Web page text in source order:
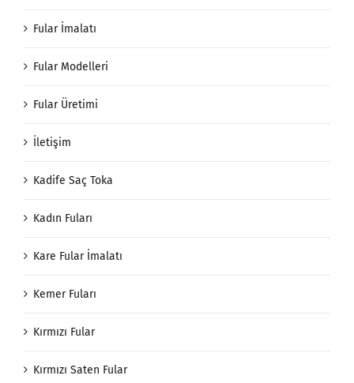
Fular İmalatı
Fular Modelleri
Fular Üretimi
İletişim
Kadife Saç Toka
Kadın Fuları
Kare Fular İmalatı
Kemer Fuları
Kırmızı Fular
Kırmızı Saten Fular